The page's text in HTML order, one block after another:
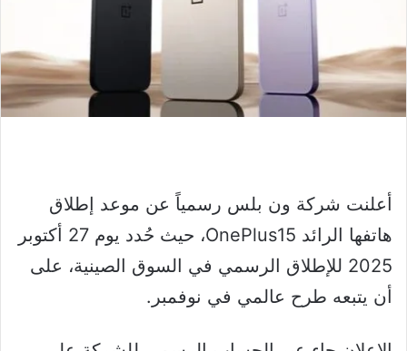
أعلنت شركة ون بلس رسمياً عن موعد إطلاق
هاتفها الرائد OnePlus15، حيث حُدد يوم 27 أكتوبر
2025 للإطلاق الرسمي في السوق الصينية، على
أن يتبعه طرح عالمي في نوفمبر.